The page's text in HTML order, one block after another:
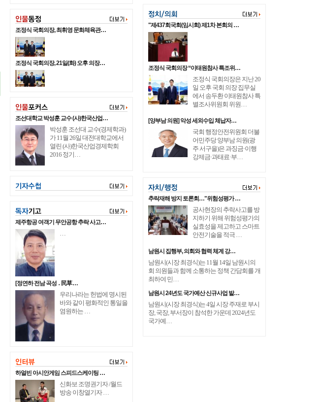
조정식 국회의장, 최휘영 문화체육관…
조정식 국회의장, 21일(화) 오후 의장…
조선대학교 박성훈 교수 (사)한국산업…
박성훈 조선대 교수(경제학과)
가 11월 26일 대전대학교에서
열린 (사)한국산업경제학회
2016 정기…
제주항공 여객기 무안공항 추락 사고…
[정연하 전남 곡성 ․ 民草 …
우리나라는 헌법에 명시된
바와 같이 평화적인 통일을
염원하는 …
하얼빈 아시안게임 스피드스케이팅 …
신화보 조명권기자 /월드
방송 이창열기자 …
"제437회국회(임시회) 제1차 본회의 …
조정식 국회의장 “이태원참사 특조위…
조정식 국회의장은 지난 20
일 오후 국회 의장 집무실
에서 송두환 이태원참사 특
별조사위원회 위원…
[양부남 의원] 악성 세외수입 체납자…
국회 행정안전위원회 더불
어민주당 양부남 의원(광
주 서구을)은 과징금·이행
강제금·과태료·부…
추락재해 방지 토론회…"위험성평가 …
공사현장의 추락사고를 방
지하기 위해 위험성평가의
실효성을 제고하고 스마트
안전기술을 적극 …
남원시 집행부, 의회와 협력 체계 강…
남원시(시장 최경식)는 11월 14일 남원시의
회 의원들과 함께 소통하는 정책 간담회를 개
최하여 민…
남원시 24년도 국가예산 신규사업 발…
남원시(시장 최경식)는 4일 시장 주재로 부시
장, 국장, 부서장이 참석한 가운데 2024년도
국가예…